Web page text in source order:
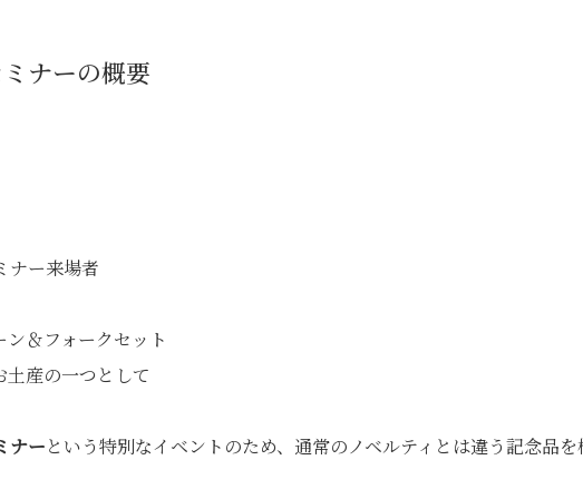
ナーの概要
ナー来場者
ン＆フォークセット
土産の一つとして
ナーという特別なイベントのため、通常のノベルティとは違う記念品を